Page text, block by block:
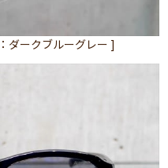
ダークブルーグレー ]